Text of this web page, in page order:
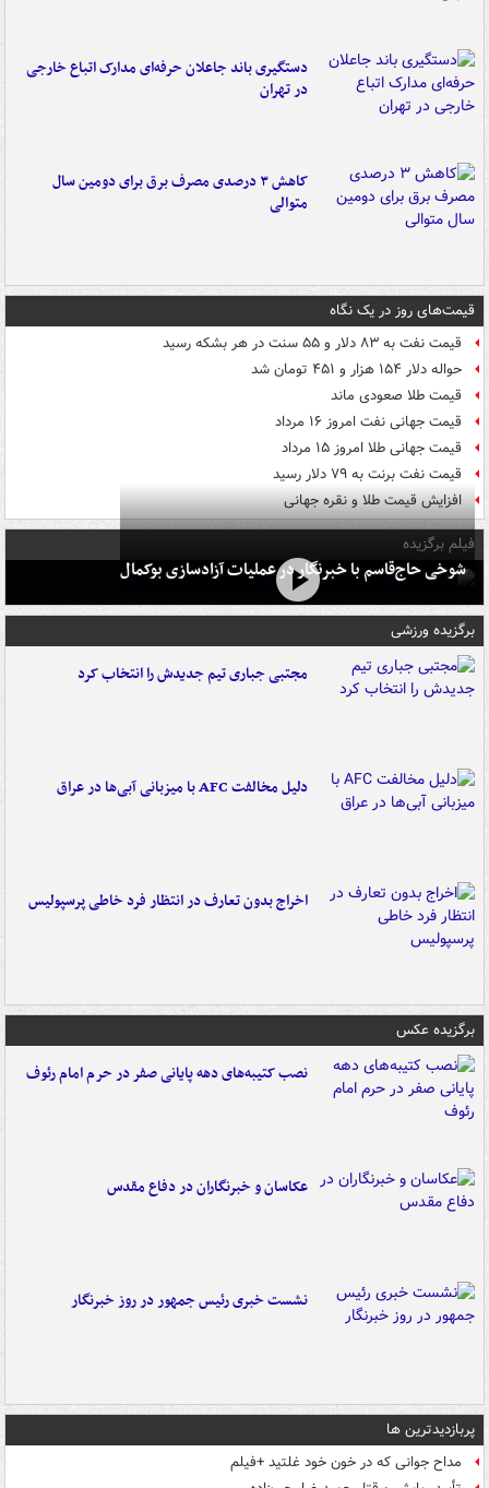
دستگیری باند جاعلان حرفه‌ای مدارک اتباع خارجی
در تهران
کاهش ۳ درصدی مصرف برق برای دومین سال
متوالی
قیمت‌های روز در یک نگاه
قیمت نفت به ۸۳ دلار و ۵۵ سنت در هر بشکه رسید
حواله دلار ۱۵۴ هزار و ۴۵۱ تومان شد
قیمت طلا صعودی ماند
قیمت جهانی نفت امروز ۱۶ مرداد
قیمت جهانی طلا امروز ۱۵ مرداد
قیمت نفت برنت به ۷۹ دلار رسید
افزایش قیمت طلا و نقره جهانی
فیلم برگزیده
شوخی حاج‌قاسم با خبرنگار در عملیات آزادسازی بوکمال
برگزیده ورزشی
مجتبی جباری تیم جدیدش را انتخاب کرد
دلیل مخالفت AFC با میزبانی آبی‌ها در عراق
اخراج بدون تعارف در انتظار فرد خاطی پرسپولیس
برگزیده عکس
نصب کتیبه‌های دهه پایانی صفر در حرم امام رئوف
عکاسان و خبرنگاران در دفاع مقدس
نشست خبری رئیس جمهور در روز خبرنگار
پربازدیدترین ها
مداح جوانی که در خون خود غلتید +فیلم